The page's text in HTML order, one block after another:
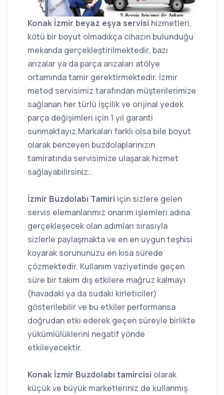
Konak İzmir beyaz eşya servisi hizmetleri,
kötü bir boyut olmadıkça cihazın bulunduğu
mekanda gerçekleştirilmektedir, bazı
arızalar ya da parça arızaları atölye
ortamında tamir gerektirmektedir. İzmir
metod servisimiz tarafından müşterilerimize
sağlanan her türlü işçilik ve orijinal yedek
parça değişimleri için 1 yıl garanti
sunmaktayız.Markaları farklı olsa bile boyut
olarak benzeyen buzdolaplarınızın
tamiratında servisimize ulaşarak hizmet
sağlayabilirsiniz..
İzmir Buzdolabı Tamiri için sizlere gelen
servis elemanlarımız onarım işlemleri adına
gerçekleşecek olan adımları sırasıyla
sizlerle paylaşmakta ve en en uygun teşhisi
koyarak sorununuzu en kısa sürede
çözmektedir. Kullanım vaziyetinde geçen
süre bir takım dış etkilere mağruz kalmayı
(havadaki ya da sudaki kirleticiler)
gösterilebilir ve bu etkiler performansa
doğrudan etki ederek geçen süreyle birlikte
yükümlülüklerini negatif yönde
etkileyecektir.
Konak İzmir Buzdolabı tamircisi olarak
küçük ve büyük marketleriniz de kullanmış